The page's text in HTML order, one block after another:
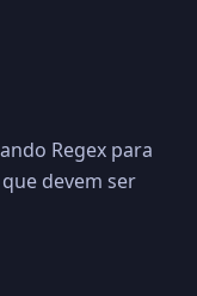
Regex para
devem ser